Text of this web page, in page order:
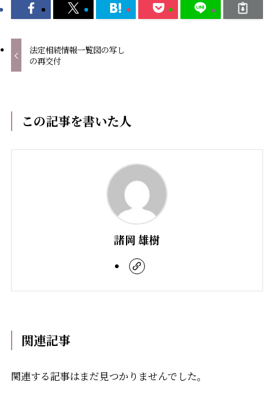
法定相続情報一覧図の写し
の再交付
この記事を書いた人
諸岡 雄樹
関連記事
関連する記事はまだ見つかりませんでした。